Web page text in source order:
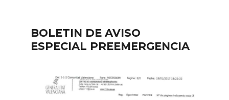
BOLETIN DE AVISO
ESPECIAL PREEMERGENCIA